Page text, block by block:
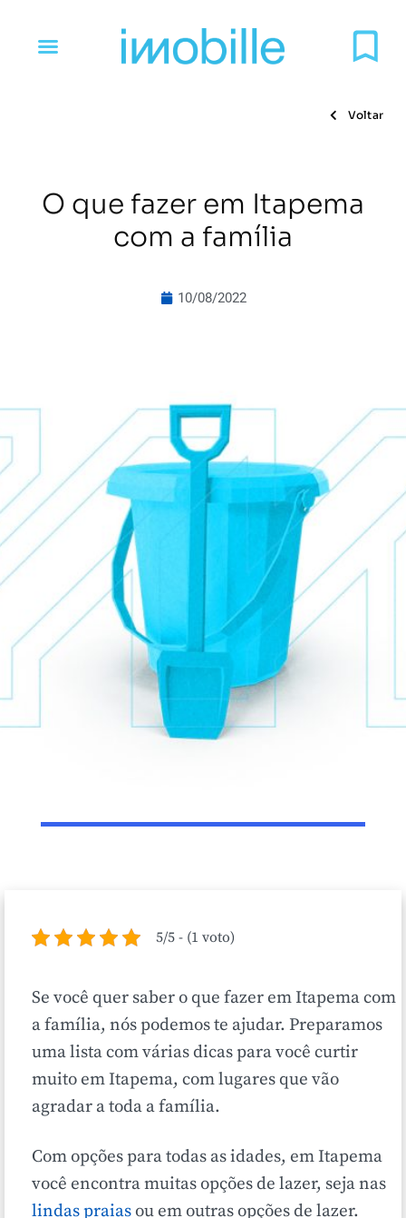
Voltar
O que fazer em Itapema
com a família
10/08/2022
5/5 - (1 voto)
Se você quer saber o que fazer em Itapema com
a família, nós podemos te ajudar. Preparamos
uma lista com várias dicas para você curtir
muito em Itapema, com lugares que vão
agradar a toda a família.
Com opções para todas as idades, em Itapema
você encontra muitas opções de lazer, seja nas
lindas praias ou em outras opções de lazer.